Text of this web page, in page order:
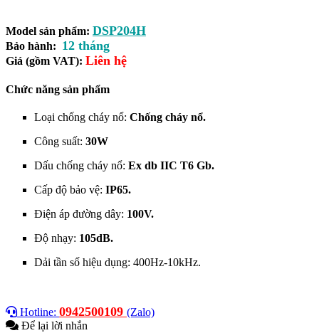
Model sản phẩm: DSP204H
Bảo hành: 12 tháng
Giá (gồm VAT): Liên hệ
Chức năng sản phẩm
Loại chống cháy nổ: Chống cháy nổ.
Công suất: 30W
Dấu chống cháy nổ: Ex db IIC T6 Gb.
Cấp độ bảo vệ: IP65.
Điện áp đường dây: 100V.
Độ nhạy: 105dB.
Dải tần số hiệu dụng: 400Hz-10kHz.
Hotline: 0942500109 (Zalo)
Để lại lời nhắn